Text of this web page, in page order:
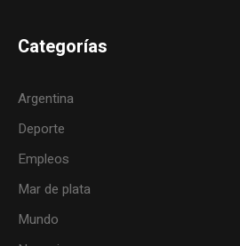
Categorías
Argentina
Deporte
Empleos
Mar de plata
Mundo